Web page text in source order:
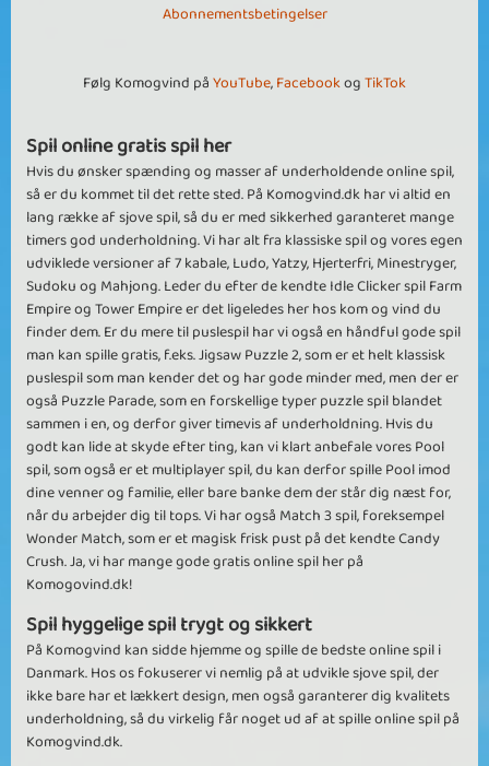
Abonnementsbetingelser
Følg Komogvind påYouTube,FacebookogTikTok
Spil online gratis spil her
Hvis du ønsker spænding og masser af underholdende online spil,
så er du kommet til det rette sted. På Komogvind.dk har vi altid en
lang række af sjove spil, så du er med sikkerhed garanteret mange
timers god underholdning. Vi har alt fra klassiske spil og vores egen
udviklede versioner af 7 kabale, Ludo, Yatzy, Hjerterfri, Minestryger,
Sudoku og Mahjong. Leder du efter de kendte Idle Clicker spil Farm
Empire og Tower Empire er det ligeledes her hos kom og vind du
finder dem. Er du mere til puslespil har vi også en håndful gode spil
man kan spille gratis, f.eks. Jigsaw Puzzle 2, som er et helt klassisk
puslespil som man kender det og har gode minder med, men der er
også Puzzle Parade, som en forskellige typer puzzle spil blandet
sammen i en, og derfor giver timevis af underholdning. Hvis du
godt kan lide at skyde efter ting, kan vi klart anbefale vores Pool
spil, som også er et multiplayer spil, du kan derfor spille Pool imod
dine venner og familie, eller bare banke dem der står dig næst for,
når du arbejder dig til tops. Vi har også Match 3 spil, foreksempel
Wonder Match, som er et magisk frisk pust på det kendte Candy
Crush. Ja, vi har mange gode gratis online spil her på
Komogovind.dk!
Spil hyggelige spil trygt og sikkert
På Komogvind kan sidde hjemme og spille de bedste online spil i
Danmark. Hos os fokuserer vi nemlig på at udvikle sjove spil, der
ikke bare har et lækkert design, men også garanterer dig kvalitets
underholdning, så du virkelig får noget ud af at spille online spil på
Komogvind.dk.